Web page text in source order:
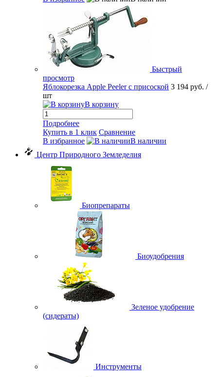
Быстрый
просмотр
Яблокорезка Apple Peeler с присоской 3 194 руб. /
шт
В корзину
Подробнее
Купить в 1 клик Сравнение
В избранное
В наличии
Центр Природного Земледелия
Биопрепараты
Биоудобрения
Зеленое удобрение
(сидераты)
Инструменты